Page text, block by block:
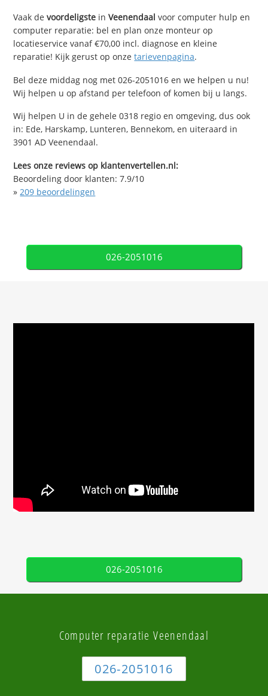
Vaak devoordeligste inVeenendaal voor computer hulp en
computer reparatie: bel en plan onze monteur op
locatieservice vanaf €70,00 incl. diagnose en kleine
reparatie! Kijk gerust op onzetarievenpagina.
Bel deze middag nog met 026-2051016 en we helpen u nu!
Wij helpen u op afstand per telefoon of komen bij u langs.
Wij helpen U in de gehele 0318 regio en omgeving, dus ook
in: Ede, Harskamp, Lunteren, Bennekom, en uiteraard in
3901 AD Veenendaal.
Lees onze reviews op klantenvertellen.nl:
Beoordeling door klanten:7.9/10
»209 beoordelingen
026-2051016
026-2051016
Computer reparatie Veenendaal
026-2051016